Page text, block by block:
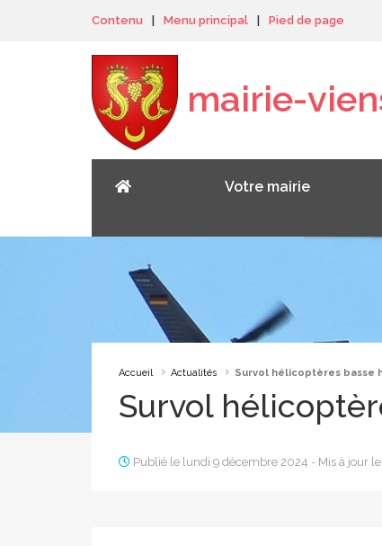
Contenu Menu principal Pied de page
mairie-
Votre mairie
Accueil Actualités Survol hélicoptères basse
Survol
Publié le lundi 9 décembre 2024 - Mis à jour